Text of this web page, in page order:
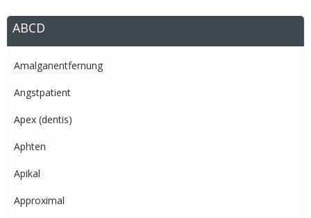
ABCD
Amalganentfernung
Angstpatient
Apex (dentis)
Aphten
Apikal
Approximal